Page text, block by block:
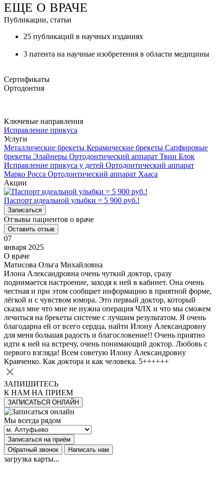
ЕЩЕ О ВРАЧЕ
Публикации, статьи
25 публикаций в научных изданиях
3 патента на научные изобретения в области медицины
Сертификаты
Ортодонтия
Ключевые направления
Исправление прикуса
Услуги
Металлические брекеты Керамические брекеты Сапфировые
брекеты Элайнеры Ортодонтический аппарат Твин Блок
Исправление прикуса у детей Ортодонтический аппарат
Марко Росса Ортодонтический аппарат Хааса
Акции
Паспорт идеальной улыбки = 5 900 руб.!
Записаться
Отзывы пациентов о враче
Оставить отзыв
07
января 2025
О враче
Матисова Ольга Михайловна
Илона Александровна очень чуткий доктор, сразу
поднимается настроение, заходя к ней в кабинет. Она очень
честная и при этом сообщает информацию в приятной форме,
лёгкой и с чувством юмора. Это первый доктор, который
сказал мне что мне не нужна операция ЧЛХ и что мы сможем
лечиться на брекеты системе с лучшим результатом. Я очень
благодарна ей от всего сердца, найти Илону Александровну
для меня большая радость и благословение!! Очень приятно
идти к ней на встречу, очень понимающий доктор. Любовь с
первого взгляда! Всем советую Илону Александровну
Кравченко. Как доктора и как человека. 5++++++
ЗАПИШИТЕСЬ
К НАМ НА ПРИЕМ
ЗАПИСАТЬСЯ ОНЛАЙН
Мы всегда рядом
Записаться на приём
Обратный звонок
Написать нам
загрузка карты...